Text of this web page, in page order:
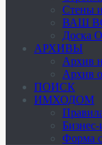
Стены
ВАШ
Доска
АРХИВЫ
Архив
Архив
ПОИСК
ИМХОДОМ
Бизнес-
Форма